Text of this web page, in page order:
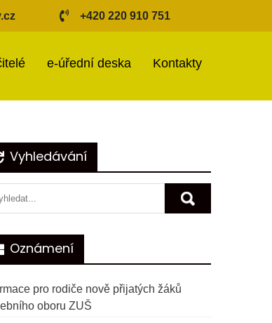
+420 220 910 751
e-úřední deska Kontakty
Vyhledávání
Oznámení
pro rodiče nově přijatých žáků
oboru ZUŠ